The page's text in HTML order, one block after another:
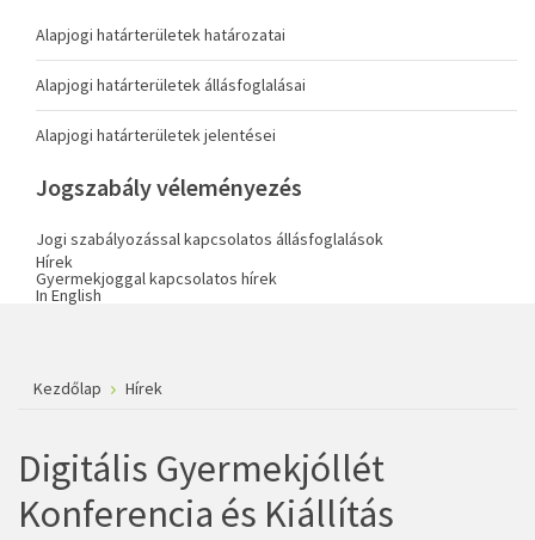
Alapjogi határterületek határozatai
Alapjogi határterületek állásfoglalásai
Alapjogi határterületek jelentései
Jogszabály véleményezés
Jogi szabályozással kapcsolatos állásfoglalások
Hírek
Gyermekjoggal kapcsolatos hírek
In English
Kezdőlap Hírek
Digitális Gyermekjóllét
Konferencia és Kiállítás